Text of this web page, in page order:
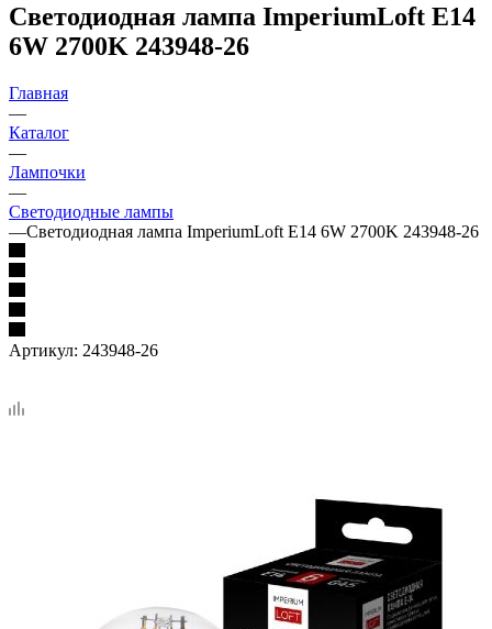
Светодиодная лампа ImperiumLoft E14
6W 2700K 243948-26
Главная
—
Каталог
—
Лампочки
—
Светодиодные лампы
—Светодиодная лампа ImperiumLoft E14 6W 2700K 243948-26
Артикул: 243948-26